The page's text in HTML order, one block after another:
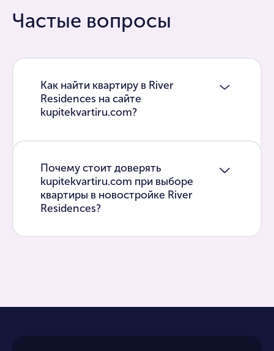
Частые вопросы
Как найти квартиру в River
Residences на сайте
kupitekvartiru.com?
Почему стоит доверять
kupitekvartiru.com при выборе
квартиры в новостройке River
Residences?